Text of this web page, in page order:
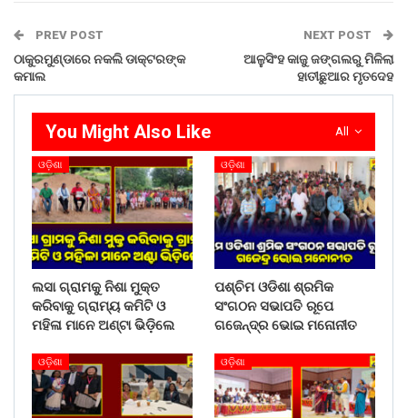
PREV POST
ଠାକୁରମୁଣ୍ଡାରେ ନକଲି ଡାକ୍ଟରଙ୍କ
କମାଲ
NEXT POST
ଆଳୁସିଂହ କାଜୁ ଜଙ୍ଗଲରୁ ମିଳିଲା
ହାତୀଛୁଆର ମୃତଦେହ
All
You Might Also Like
ଓଡ଼ିଶା
ଲସା ଗ୍ରାମକୁ ନିଶା ମୁକ୍ତ
କରିବାକୁ ଗ୍ରାମ୍ୟ କମିଟି ଓ
ମହିଳା ମାନେ ଅଣ୍ଟା ଭିଡ଼ିଲେ
ଓଡ଼ିଶା
ପଶ୍ଚିମ ଓଡିଶା ଶ୍ରମିକ
ସଂଗଠନ ସଭାପତି ରୂପେ
ଗଜେନ୍ଦ୍ର ଭୋଇ ମନୋନୀତ
ଓଡ଼ିଶା ଓଡ଼ିଶା